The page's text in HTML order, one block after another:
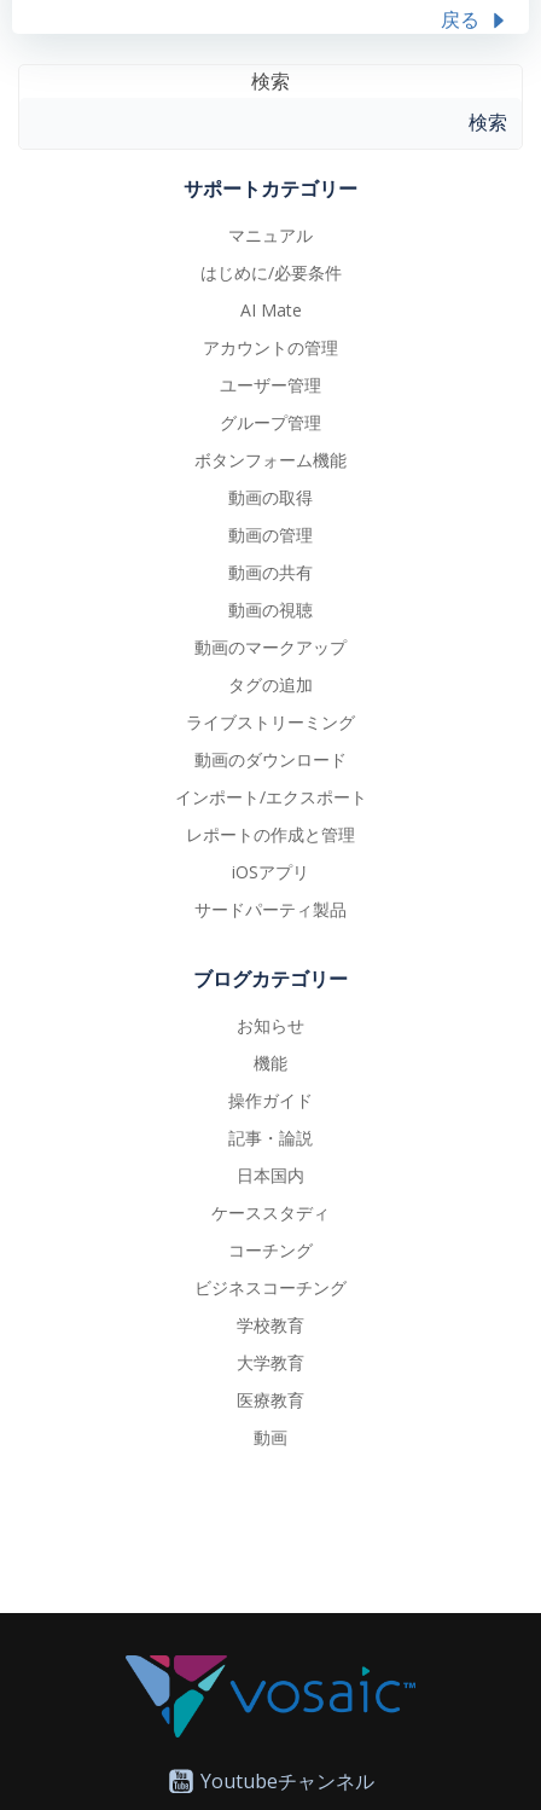
戻る
検索
検索
サポートカテゴリー
マニュアル
はじめに/必要条件
AI Mate
アカウントの管理
ユーザー管理
グループ管理
ボタンフォーム機能
動画の取得
動画の管理
動画の共有
動画の視聴
動画のマークアップ
タグの追加
ライブストリーミング
動画のダウンロード
インポート/エクスポート
レポートの作成と管理
iOSアプリ
サードパーティ製品
ブログカテゴリー
お知らせ
機能
操作ガイド
記事・論説
日本国内
ケーススタディ
コーチング
ビジネスコーチング
学校教育
大学教育
医療教育
動画
Youtubeチャンネル